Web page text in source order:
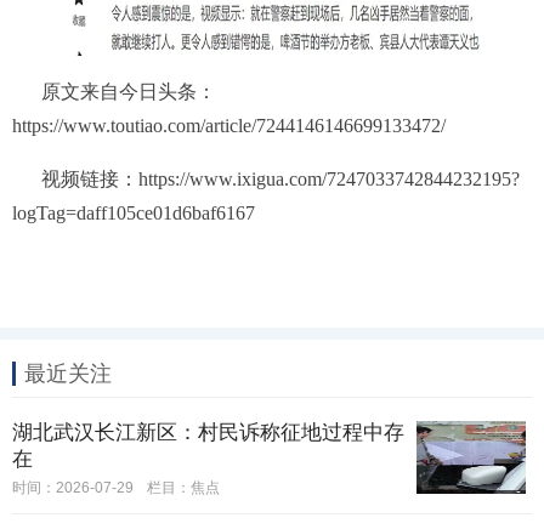
原文来自今日头条：
https://www.toutiao.com/article/7244146146699133472/
视频链接：https://www.ixigua.com/7247033742844232195?
logTag=daff105ce01d6baf6167
最近关注
湖北武汉长江新区：村民诉称征地过程中存
在
时间：2026-07-29 栏目： 焦点